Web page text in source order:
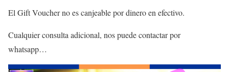
El Gift Voucher no es canjeable por dinero en efectivo.
Cualquier consulta adicional, nos puede contactar por
whatsapp…